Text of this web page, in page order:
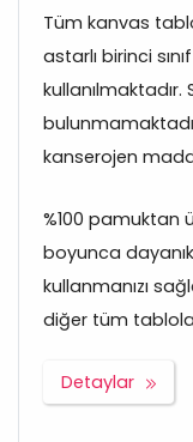
Tüm kanvas
astarlı birinci
kullanılmaktadır.
kanserojen
%100 pamuktan
boyunca
kullanmanızı
diğer tüm
Detaylar